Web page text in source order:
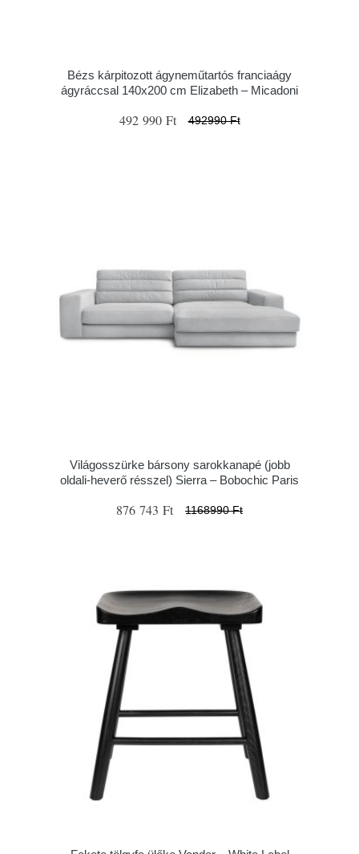
Bézs kárpitozott ágyneműtartós franciaágy
ágyráccsal 140x200 cm Elizabeth – Micadoni
492 990 Ft 492990 Ft
Világosszürke bársony sarokkanapé (jobb
oldali-heverő résszel) Sierra – Bobochic Paris
876 743 Ft 1168990 Ft